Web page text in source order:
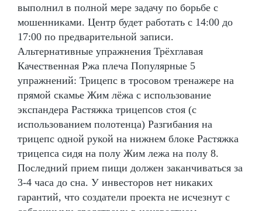
выполнил в полной мере задачу по борьбе с
мошенниками. Центр будет работать с 14:00 до
17:00 по предварительной записи.
Альтернативные упражнения Трёхглавая
Качественная Ржа плеча Популярные 5
упражнений: Трицепс в тросовом тренажере на
прямой скамье Жим лёжа с использование
экспандера Растяжка трицепсов стоя (с
использованием полотенца) Разгибания на
трицепс одной рукой на нижнем блоке Растяжка
трицепса сидя на полу Жим лежа на полу 8.
Последний прием пищи должен заканчиваться за
3-4 часа до сна. У инвесторов нет никаких
гарантий, что создатели проекта не исчезнут с